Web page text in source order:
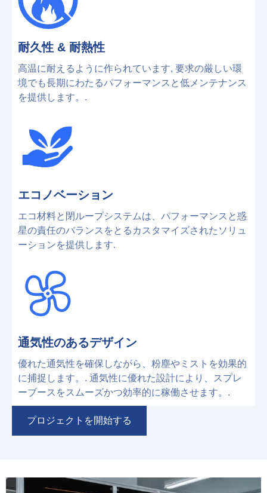
耐久性 & 耐熱性
高温に耐えるように作られています, 要求の厳しい環
境でも長期にわたるパフォーマンスと低メンテナンス
を提供します。.
エコノベーション
エコ材料と閉ループシステムは、パフォーマンスと惑
星の責任のバランスをとるカスタマイズされたソリュ
ーションを提供します.
通気性のあるデザイン
優れた通気性を確保しながら、粉塵やミストを効果的
に捕捉します。. 通気性に優れた設計により、スプレ
ーブースをスムーズかつ効率的に稼働させます。.
プロジェクトを開始する